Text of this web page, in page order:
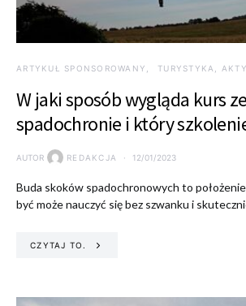
ARTYKUŁ SPONSOROWANY TURYSTYKA,
W jaki sposób wygląda kurs
spadochronie i który
AUTOR REDAKCJA 12/01/2023
Buda skoków spadochronowych to
być może nauczyć się bez szwanku i
CZYTAJ TO.